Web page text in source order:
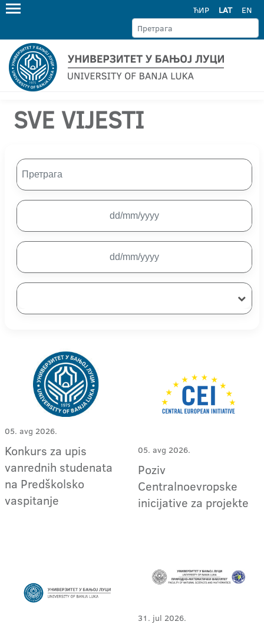
ЋИР LAT EN
SVE VIJESTI
05. avg 2026.
Konkurs za upis
vanrednih studenata
na Predškolsko
vaspitanje
05. avg 2026.
Poziv
Centralnoevropske
inicijative za projekte
31. jul 2026.